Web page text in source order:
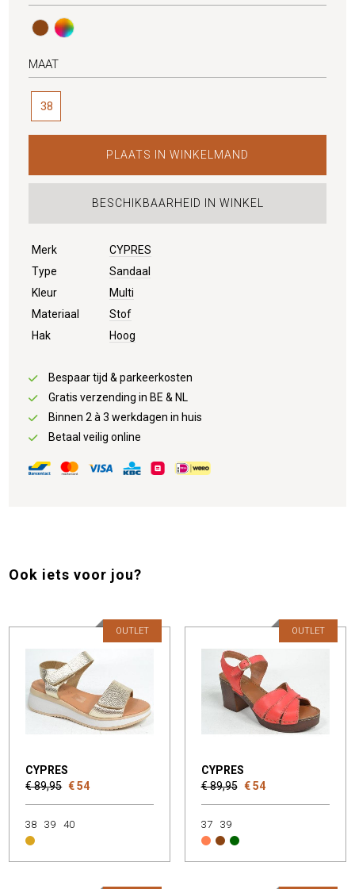
MAAT
38
PLAATS IN WINKELMAND
BESCHIKBAARHEID IN WINKEL
Merk
CYPRES
Type
Sandaal
Kleur
Multi
Materiaal
Stof
Hak
Hoog
Bespaar tijd & parkeerkosten
Gratis verzending in BE & NL
Binnen 2 à 3 werkdagen in huis
Betaal veilig online
Ook iets voor jou?
CYPRES
€ 89,95 € 54
OUTLET
38 39 40
CYPRES
€ 89,95 € 54
OUTLET
37 39